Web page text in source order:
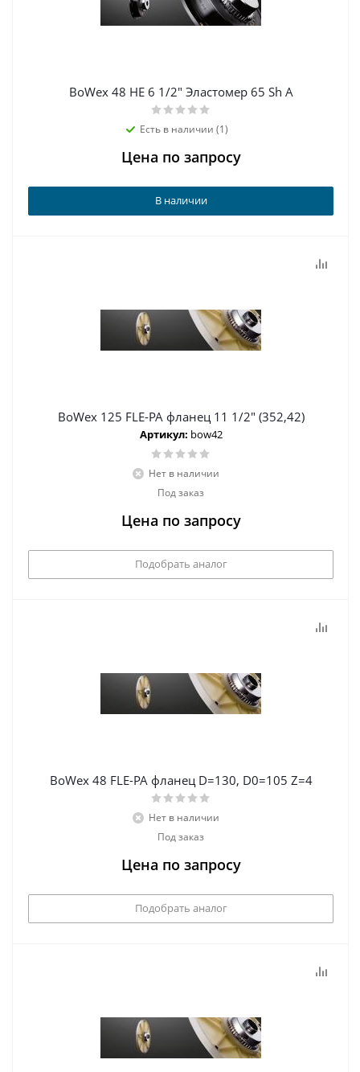
BoWex 48 HE 6 1/2" Эластомер 65 Sh A
Есть в наличии (1)
Цена по запросу
В наличии
BoWex 125 FLE-PA фланец 11 1/2" (352,42)
Артикул: bow42
Нет в наличии
Под заказ
Цена по запросу
Подобрать аналог
BoWex 48 FLE-PA фланец D=130, D0=105 Z=4
Нет в наличии
Под заказ
Цена по запросу
Подобрать аналог